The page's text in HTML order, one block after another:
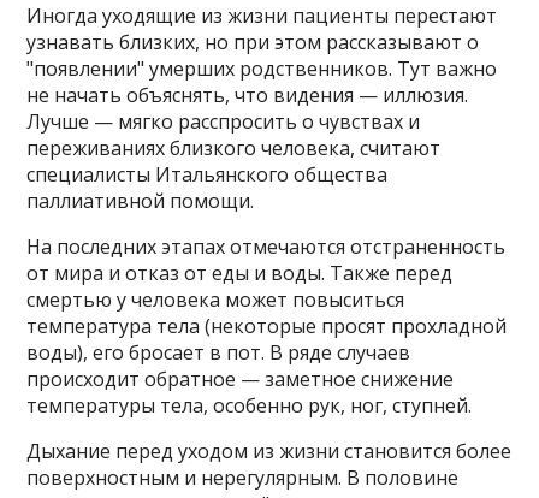
Иногда уходящие из жизни пациенты перестают
узнавать близких, но при этом рассказывают о
"появлении" умерших родственников. Тут важно
не начать объяснять, что видения — иллюзия.
Лучше — мягко расспросить о чувствах и
переживаниях близкого человека, считают
специалисты Итальянского общества
паллиативной помощи.
На последних этапах отмечаются отстраненность
от мира и отказ от еды и воды. Также перед
смертью у человека может повыситься
температура тела (некоторые просят прохладной
воды), его бросает в пот. В ряде случаев
происходит обратное — заметное снижение
температуры тела, особенно рук, ног, ступней.
Дыхание перед уходом из жизни становится более
поверхностным и нерегулярным. В половине